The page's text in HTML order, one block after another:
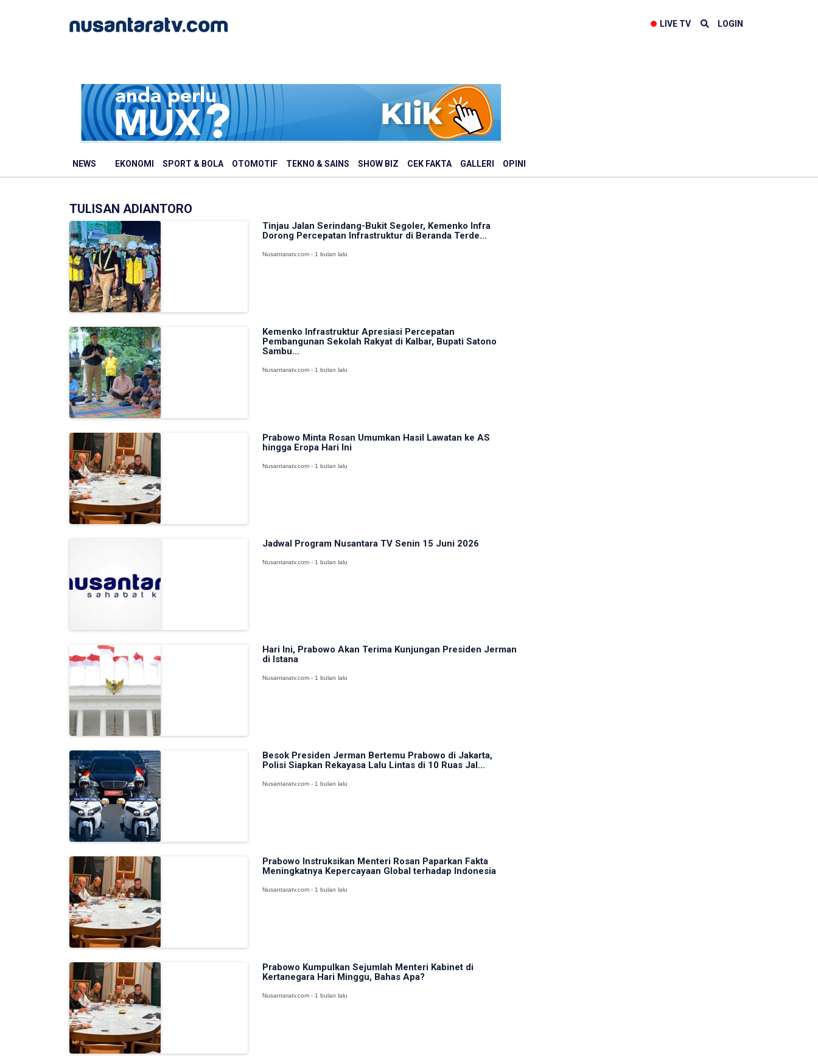
LIVE TV LOGIN
NEWS EKONOMI SPORT & BOLA OTOMOTIF TEKNO & SAINS SHOW BIZ CEK FAKTA GALLERI OPINI
TULISAN ADIANTORO
Tinjau Jalan Serindang-Bukit Segoler, Kemenko Infra
Dorong Percepatan Infrastruktur di Beranda Terde...
Nusantaratv.com - 1 bulan lalu
Kemenko Infrastruktur Apresiasi Percepatan
Pembangunan Sekolah Rakyat di Kalbar, Bupati Satono
Sambu...
Nusantaratv.com - 1 bulan lalu
Prabowo Minta Rosan Umumkan Hasil Lawatan ke AS
hingga Eropa Hari Ini
Nusantaratv.com - 1 bulan lalu
Jadwal Program Nusantara TV Senin 15 Juni 2026
Nusantaratv.com - 1 bulan lalu
Hari Ini, Prabowo Akan Terima Kunjungan Presiden Jerman
di Istana
Nusantaratv.com - 1 bulan lalu
Besok Presiden Jerman Bertemu Prabowo di Jakarta,
Polisi Siapkan Rekayasa Lalu Lintas di 10 Ruas Jal...
Nusantaratv.com - 1 bulan lalu
Prabowo Instruksikan Menteri Rosan Paparkan Fakta
Meningkatnya Kepercayaan Global terhadap Indonesia
Nusantaratv.com - 1 bulan lalu
Prabowo Kumpulkan Sejumlah Menteri Kabinet di
Kertanegara Hari Minggu, Bahas Apa?
Nusantaratv.com - 1 bulan lalu